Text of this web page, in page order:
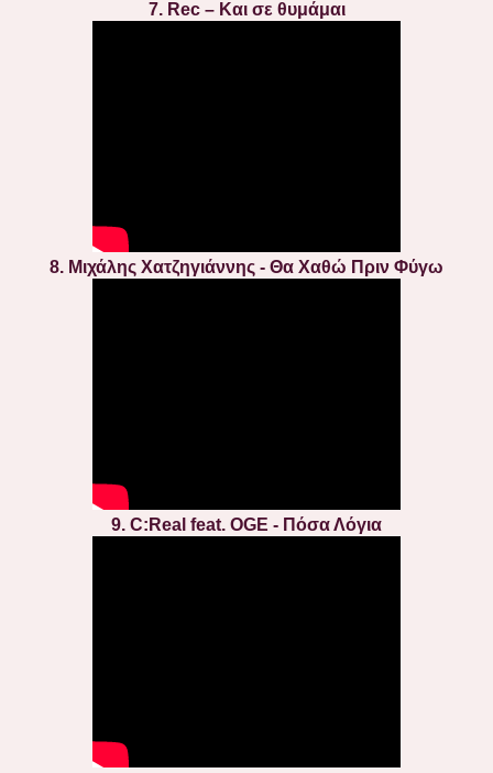
7. Rec – Και σε θυμάμαι
8. Μιχάλης Χατζηγιάννης - Θα Xαθώ Πριν Φύγω
9. C:Real feat. OGE - Πόσα Λόγια